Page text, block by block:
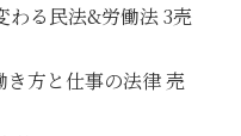
わる民法&労働法 3売
き方と仕事の法律 売